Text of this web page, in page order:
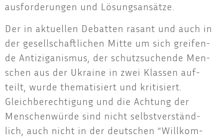
aus­for­de­run­gen und Lösungsansätze.
Der in aktu­el­len Debat­ten rasant und auch in
der gesell­schaft­li­chen Mit­te um sich grei­fen­
de Anti­zi­ga­nis­mus, der schutz­su­chen­de Men­
schen aus der Ukrai­ne in zwei Klas­sen auf­
teilt, wur­de the­ma­ti­siert und kri­ti­siert.
Gleich­be­rech­ti­gung und die Ach­tung der
Men­schen­wür­de sind nicht selbst­ver­ständ­
lich, auch nicht in der deut­schen “Will­kom­